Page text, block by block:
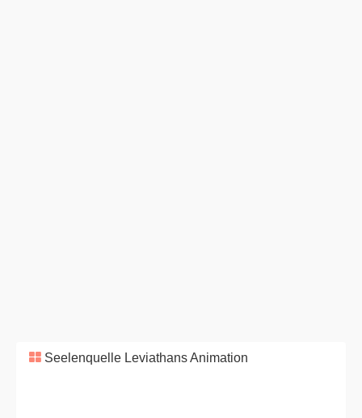
Seelenquelle Leviathans Animation